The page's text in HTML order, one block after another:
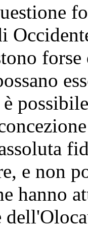
è
e non
hanno